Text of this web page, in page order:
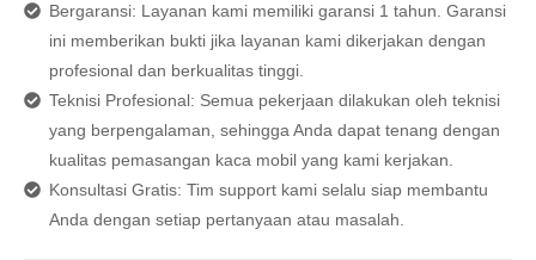
Bergaransi: Layanan kami memiliki garansi 1 tahun. Garansi
ini memberikan bukti jika layanan kami dikerjakan dengan
profesional dan berkualitas tinggi.
Teknisi Profesional: Semua pekerjaan dilakukan oleh teknisi
yang berpengalaman, sehingga Anda dapat tenang dengan
kualitas pemasangan kaca mobil yang kami kerjakan.
Konsultasi Gratis: Tim support kami selalu siap membantu
Anda dengan setiap pertanyaan atau masalah.